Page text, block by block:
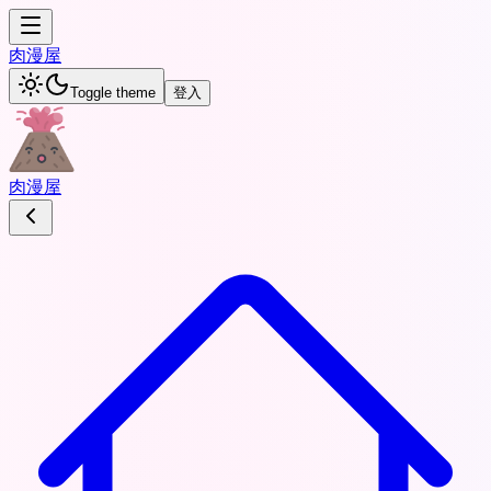
肉漫屋
Toggle theme 登入
肉漫屋